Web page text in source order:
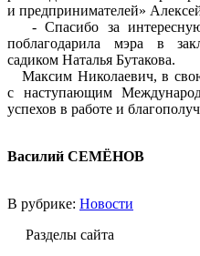
и предпринимателей»
- Спасибо за
поблагодарила мэра в
садиком Наталья Бутакова.
Максим Николаевич, в свою
с наступающим
успехов в работе и
Василий СЕМЁНОВ
В рубрике: Новости
Разделы сайта